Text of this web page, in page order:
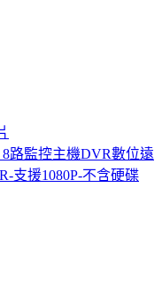
8路監控主機DVR數位遠
支援1080P-不含硬碟